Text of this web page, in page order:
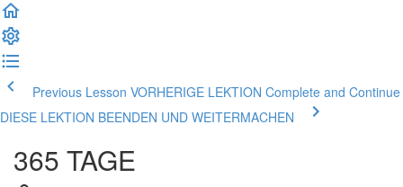
Previous Lesson VORHERIGE LEKTION Complete and Continue
DIESE LEKTION BEENDEN UND WEITERMACHEN
365 TAGE